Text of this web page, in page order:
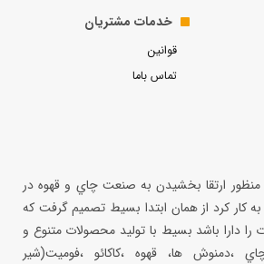
خدمات مشتریان
قوانین
تماس باما
در سال ۱۳۶۹ به منظور ارتقا بخشيدن به صنعت چاي و قهوه در
كار كرد از همان ابتدا بسيط تصميم گرفت كه
دارا باشد بسيط با توليد محصولات متنوع و
،دمنوش ها، قهوه ،كاكائو ،فوميت(شير